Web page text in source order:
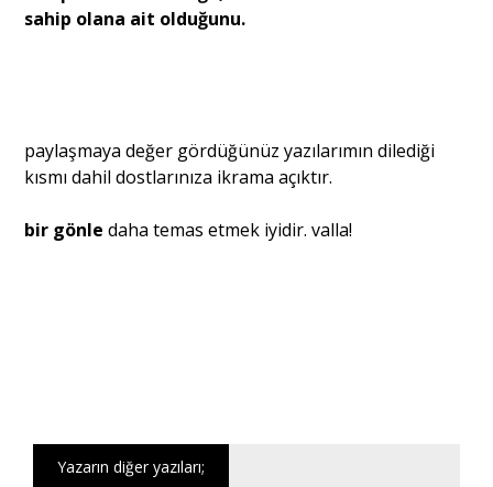
sahip olana ait olduğunu.
paylaşmaya değer gördüğünüz yazılarımın dilediği
kısmı dahil dostlarınıza ikrama açıktır.
bir gönle daha temas etmek iyidir. valla!
Yazarın diğer yazıları;